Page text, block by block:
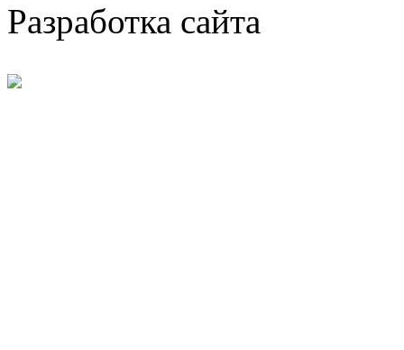
Разработка сайта